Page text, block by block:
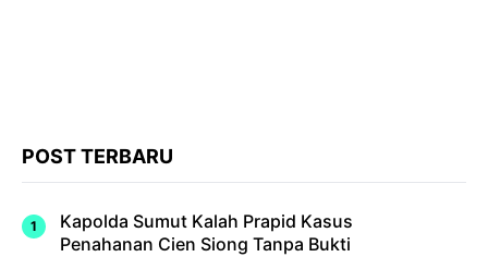
POST TERBARU
Kapolda Sumut Kalah Prapid Kasus
Penahanan Cien Siong Tanpa Bukti